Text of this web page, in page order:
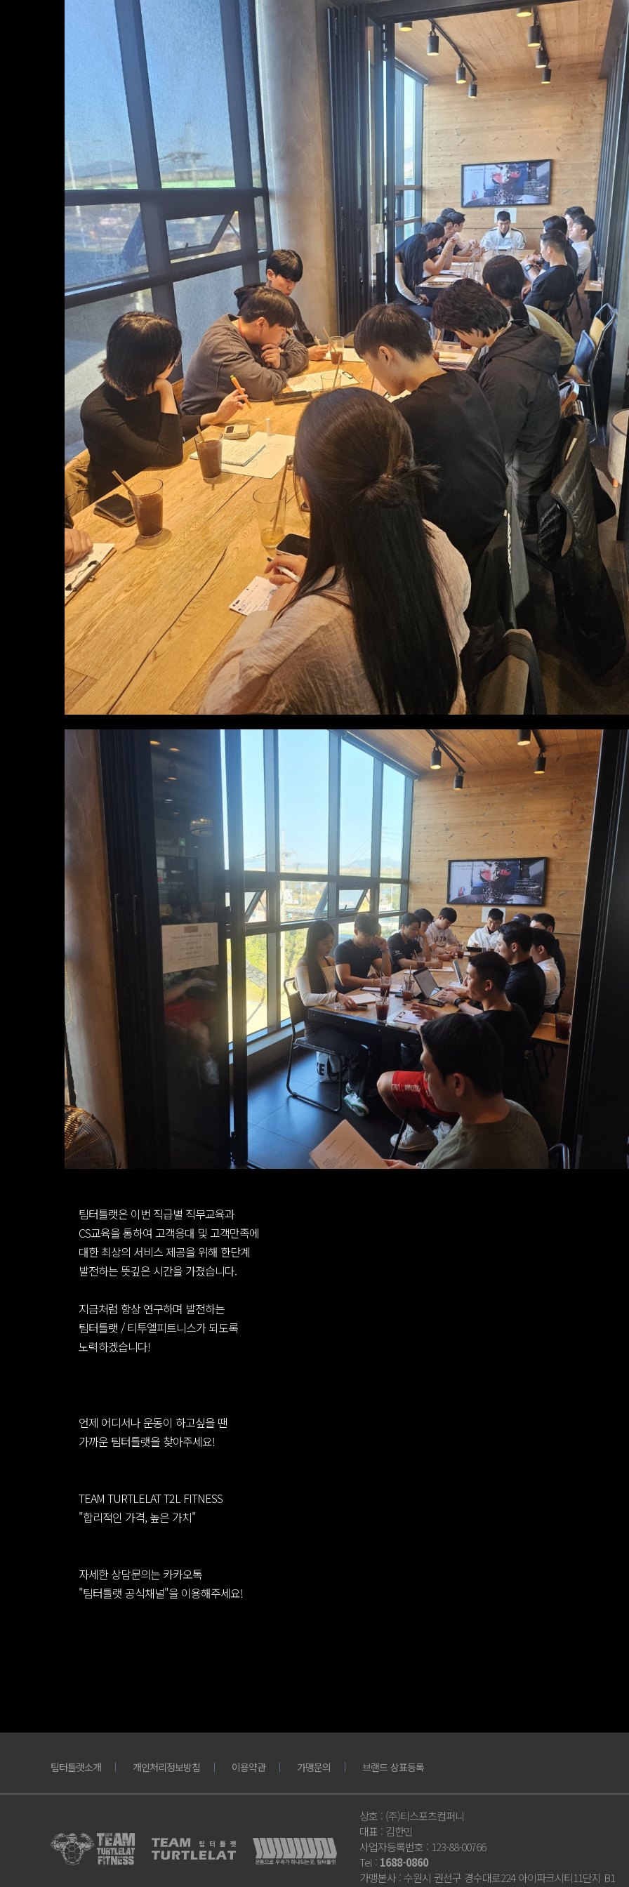
팀터틀랫은 이번 직급별 직무교육과
CS교육을 통하여 고객응대 및 고객만족에
대한 최상의 서비스 제공을 위해 한단계
발전하는 뜻깊은 시간을 가졌습니다.
지금처럼 항상 연구하며 발전하는
팀터틀랫 / 티투엘피트니스가 되도록
노력하겠습니다!
언제 어디서나 운동이 하고싶을 땐
가까운 팀터틀랫을 찾아주세요!
TEAM TURTLELAT T2L FITNESS
"합리적인 가격, 높은 가치"
자세한 상담문의는 카카오톡
"팀터틀랫 공식채널"을 이용해주세요!
팀터틀랫소개 개인처리정보방침 이용약관 가맹문의 브랜드 상표등록
상호 : (주)티스포츠컴퍼니
대표 : 김한민
사업자등록번호 : 123-88-00766
Tel : 1688-0860
가맹본사: 수원시 권선구 경수대로224 아이파크시티11단지 B1